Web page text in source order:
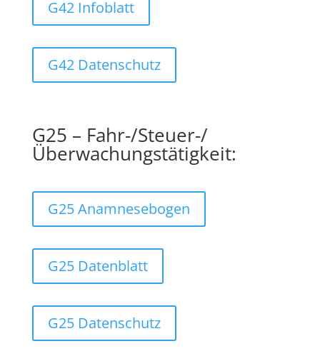
G42 Infoblatt
G42 Datenschutz
G25 – Fahr-/Steuer-/
Überwachungstätigkeit:
G25 Anamnesebogen
G25 Datenblatt
G25 Datenschutz